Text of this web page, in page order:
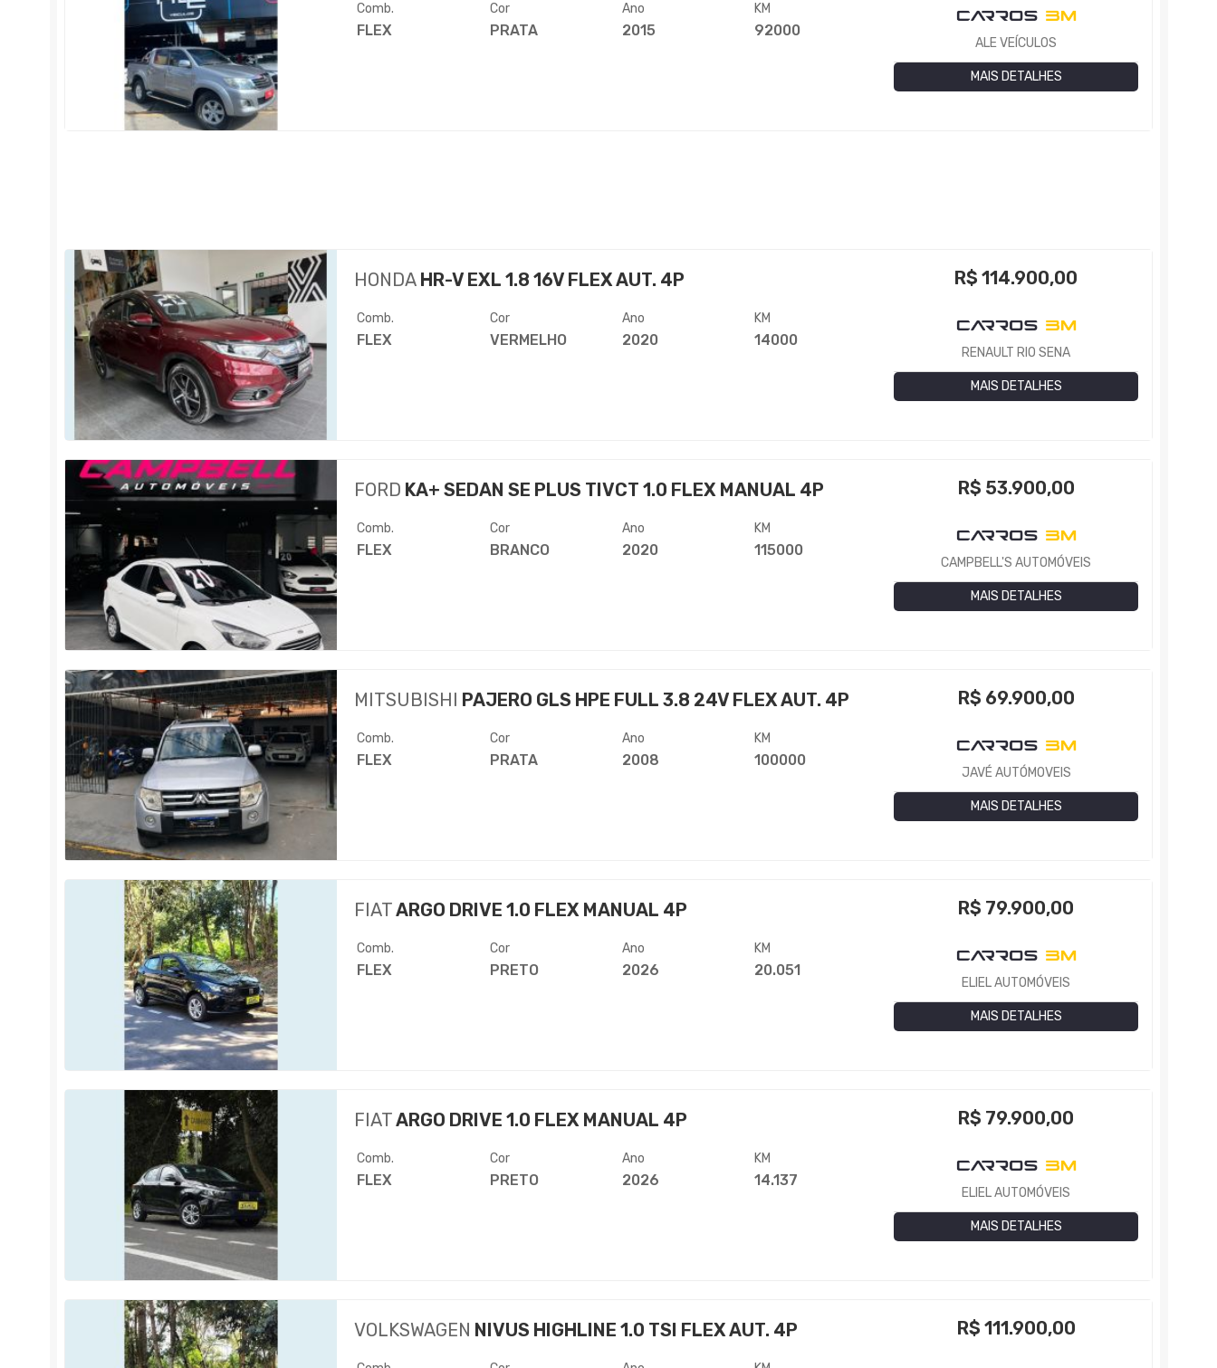
Comb.
FLEX
Cor
PRATA
Ano
2015
KM
92000
ALE VEÍCULOS
MAIS DETALHES
HONDAHR-V EXL 1.8 16V FLEX AUT. 4P
Comb.
FLEX
Cor
VERMELHO
Ano
2020
KM
14000
R$114.900,00
RENAULT RIO SENA
MAIS DETALHES
FORD KA+ SEDAN SE PLUS TIVCT 1.0 FLEX MANUAL 4P
Comb.
FLEX
Cor
BRANCO
Ano
2020
KM
115000
R$ 53.900,00
CAMPBELL'S AUTOMÓVEIS
MAIS DETALHES
MITSUBISHI PAJERO GLS HPE FULL 3.8 24V FLEX AUT. 4P
Comb.
FLEX
Cor
PRATA
Ano
2008
KM
100000
R$ 69.900,00
JAVÉ AUTÓMOVEIS
MAIS DETALHES
FIATARGO DRIVE 1.0 FLEX MANUAL 4P
Comb.
FLEX
Cor
PRETO
Ano
2026
KM
20.051
R$ 79.900,00
ELIEL AUTOMÓVEIS
MAIS DETALHES
FIATARGO DRIVE 1.0 FLEX MANUAL 4P
Comb.
FLEX
Cor
PRETO
Ano
2026
KM
14.137
R$ 79.900,00
ELIEL AUTOMÓVEIS
MAIS DETALHES
VOLKSWAGEN NIVUS HIGHLINE 1.0 TSI FLEX AUT. 4P R$ 111.900,00